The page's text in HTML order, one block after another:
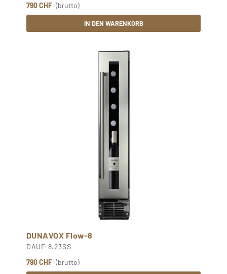
790 CHF (brutto)
IN DEN WARENKORB
DUNAVOX Flow-8
DAUF-8.23SS
790 CHF (brutto)